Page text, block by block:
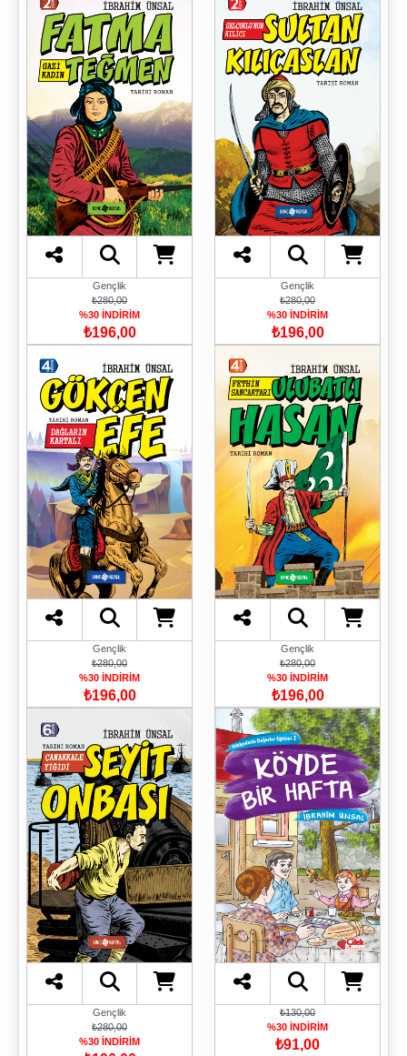
Gençlik
₺280,00
%30 İNDİRİM
₺196,00
Gençlik
₺280,00
%30 İNDİRİM
₺196,00
Gençlik
₺280,00
%30 İNDİRİM
₺196,00
Gençlik
₺280,00
%30 İNDİRİM
₺196,00
Gençlik
₺280,00
%30 İNDİRİM
₺130,00
%30 İNDİRİM
₺91,00